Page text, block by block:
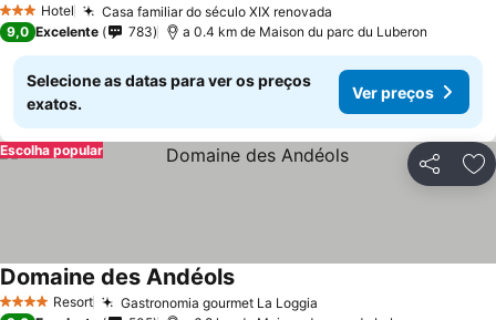
3 EstrelasHotel Casa familiar do século XIX renovada
9,0 Excelente 783 a 0.4 km de Maison du parc du Luberon
Selecione as datas para ver os preços
exatos.
Ver preços
Partilhar
Escolha popular
4 EstrelasResort Gastronomia gourmet La Loggia
Domaine des Andéols